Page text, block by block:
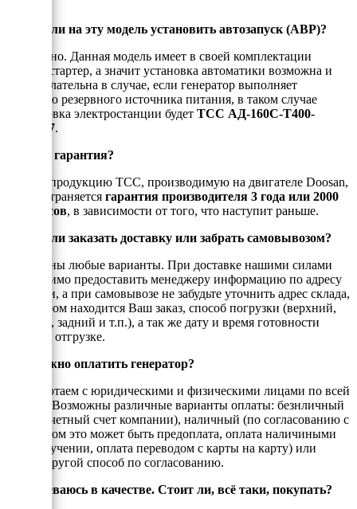
Можно ли на эту модель установить автозапуск (АВР)?
Да, можно. Данная модель имеет в своей комплектации
электростартер, а значит установка автоматики возможна и
даже желательна в случае, если генератор выполняет
функцию резервного источника питания, в таком случае
маркировка электростанции будет ТСС АД-160С-Т400-
2РПМ17.
Есть ли гарантия?
На всю продукцию ТСС, производимую на двигателе Doosan,
распространяется гарантия производителя 3 года или 2000
моточасов, в зависимости от того, что наступит раньше.
Можно ли заказать доставку или забрать самовывозом?
Возможны любые варианты. При доставке нашими силами
необходимо предоставить менеджеру информацию по адресу
доставки, а при самовывозе не забудьте уточнить адрес склада,
на котором находится Ваш заказ, способ погрузки (верхний,
боковой, задний и т.п.), а так же дату и время готовности
товара к отгрузке.
Как можно оплатить генератор?
Мы работаем с юридическими и физическими лицами по всей
России. Возможны различные варианты оплаты: безнличный
(на рассчетный счет компании), наличный (по согласованию с
енеджером это может быть предоплата, оплата наличиными
при получении, оплата переводом с карты на карту) или
любой другой способ по согласованию.
Я сомневаюсь в качестве. Стоит ли, всё таки, покупать?